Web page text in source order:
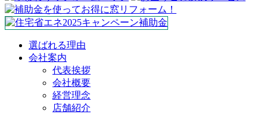
選ばれる理由
会社案内
代表挨拶
会社概要
経営理念
店舗紹介